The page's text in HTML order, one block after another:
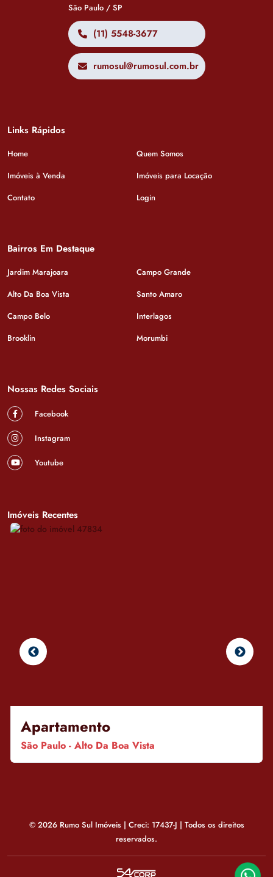
São Paulo / SP
(11) 5548-3677
rumosul@rumosul.com.br
Links Rápidos
Home
Quem Somos
Imóveis à Venda
Imóveis para Locação
Contato
Login
Bairros Em Destaque
Jardim Marajoara
Campo Grande
Alto Da Boa Vista
Santo Amaro
Campo Belo
Interlagos
Brooklin
Morumbi
Nossas Redes Sociais
Facebook
Instagram
Youtube
Imóveis Recentes
Apartamento
São Paulo - Alto Da Boa Vista
© 2026 Rumo Sul Imóveis | Creci: 17437-J | Todos os direitos
reservados.